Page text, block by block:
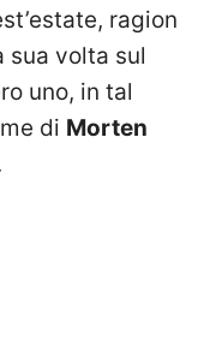
ragion
sua volta sul
uno, in tal
di Morten